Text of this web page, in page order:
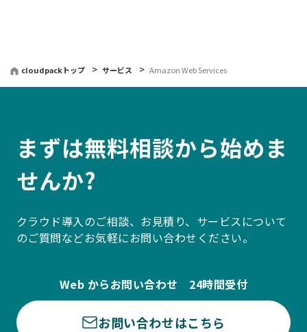
cloudpackトップ サービス Amazon Web Services
まずは無料相談から始めま
せんか?
クラウド導入のご相談、お見積り、サービスについて
のご質問などお気軽にお問い合わせください。
Web からお問い合わせ 24時間受付
お問い合わせはこちら